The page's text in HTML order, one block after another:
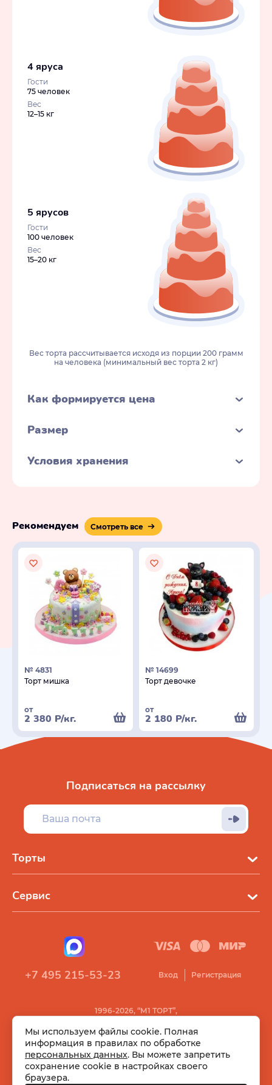
4 яруса
Гости
75 человек
Вес
12–15 кг
5 ярусов
Гости
100 человек
Вес
15–20 кг
Вес торта рассчитывается исходя из порции 200 грамм
на человека (минимальный вес торта 2 кг)
Как формируется цена
Размер
Условия хранения
Рекомендуем Смотреть все
№ 4831
Торт мишка
от
2 380 Р/кг.
№ 14699
Торт девочке
от
2 180 Р/кг.
Торты
Сервис
Подписаться на рассылку
1996-2026, “М1 ТОРТ”,
+7 495 215-53-23 Вход Регистрация
Мы используем файлы cookie. Полная
информация в правилах по обработке
персональных данных. Вы можете запретить
сохранение cookie в настройках своего
браузера.